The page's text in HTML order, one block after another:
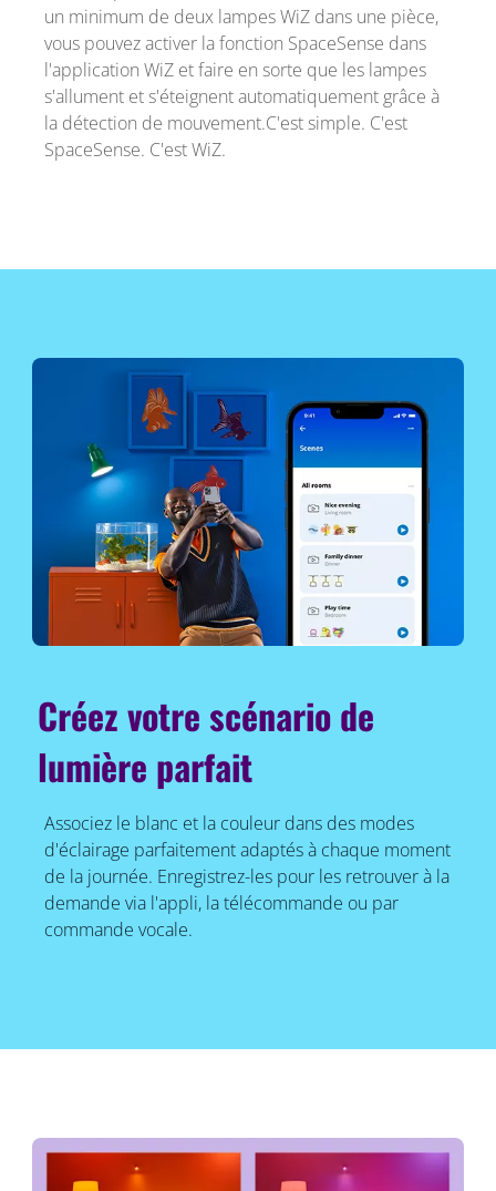
un minimum de deux lampes WiZ dans une pièce,
vous pouvez activer la fonction SpaceSense dans
l'application WiZ et faire en sorte que les lampes
s'allument et s'éteignent automatiquement grâce à
la détection de mouvement.C'est simple. C'est
SpaceSense. C'est WiZ.
Créez votre scénario de
lumière parfait
Associez le blanc et la couleur dans des modes
d'éclairage parfaitement adaptés à chaque moment
de la journée. Enregistrez-les pour les retrouver à la
demande via l'appli, la télécommande ou par
commande vocale.